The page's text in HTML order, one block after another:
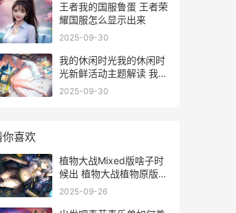
王者我的国服鲁蛋 王者荣
耀国服怎么显示出来
2025-09-30
我的休闲时光我的休闲时
光新鲜活动主题解读 我的
休闲时光我的花园里花草
2025-09-30
你喜欢
植物大战Mixed版啥子时
候出 植物大战植物原版下
载
2025-09-26